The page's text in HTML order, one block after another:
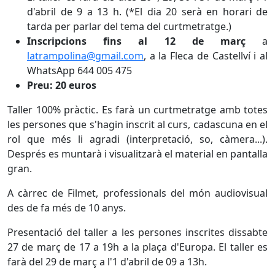
d'abril de 9 a 13 h. (*El dia 20 serà en horari de
tarda per parlar del tema del curtmetratge.)
Inscripcions fins al 12 de març a
latrampolina@gmail.com, a la Fleca de Castellví i al
WhatsApp 644 005 475
Preu: 20 euros
Taller 100% pràctic. Es farà un curtmetratge amb totes
les persones que s'hagin inscrit al curs, cadascuna en el
rol que més li agradi (interpretació, so, càmera...).
Després es muntarà i visualitzarà el material en pantalla
gran.
A càrrec de Filmet, professionals del món audiovisual
des de fa més de 10 anys.
Presentació del taller a les persones inscrites dissabte
27 de març de 17 a 19h a la plaça d'Europa. El taller es
farà del 29 de març a l'1 d'abril de 09 a 13h.